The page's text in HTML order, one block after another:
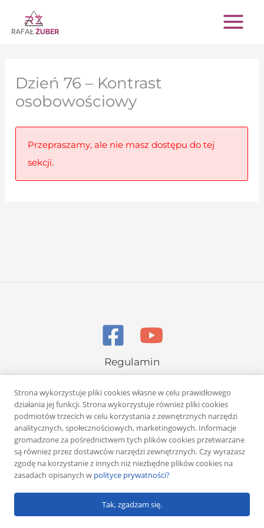
Przejdź
do
Dzień 76 – Kontrast
osobowościowy
Przepraszamy, ale nie masz dostępu do tej
sekcji.
Regulamin
Copyright © 2026 Rafał Żuber
Strona wykorzystuje pliki cookies własne w celu prawidłowego
działania jej funkcji. Strona wykorzystuje również pliki cookies
podmiotów trzecich w celu korzystania z zewnętrznych narzędzi
analitycznych, społecznościowych, marketingowych. Informacje
gromadzone za pośrednictwem tych plików cookies przetwarzane
są również przez dostawców narzędzi zewnętrznych. Czy wyrażasz
zgodę na korzystanie z innych niż niezbędne plików cookies na
zasadach opisanych w polityce prywatności?
Tak, zgadzam się.